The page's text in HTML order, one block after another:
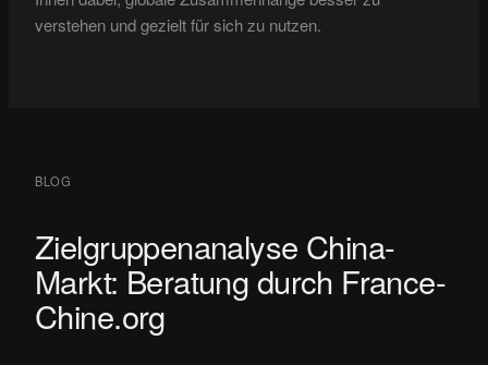
verstehen und gezielt für sich zu nutzen.
BLOG
Zielgruppenanalyse China-
Markt: Beratung durch France-
Chine.org